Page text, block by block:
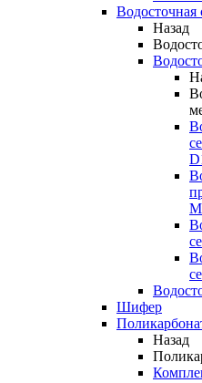
Водосточная
Назад
Шифер
Назад